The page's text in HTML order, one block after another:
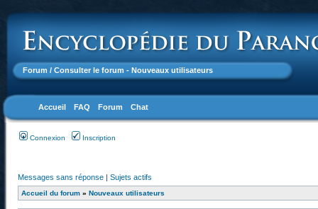
Forum / Consulter le forum - Nouveaux utilisateurs
Accueil FAQ Forum Chat
Connexion Inscription
Messages sans réponse | Sujets actifs
Accueil du forum » Nouveaux utilisateurs